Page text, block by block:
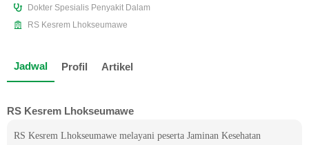
Dokter Spesialis Penyakit Dalam
RS Kesrem Lhokseumawe
Jadwal Profil Artikel
RS Kesrem Lhokseumawe
RS Kesrem Lhokseumawe melayani peserta Jaminan Kesehatan